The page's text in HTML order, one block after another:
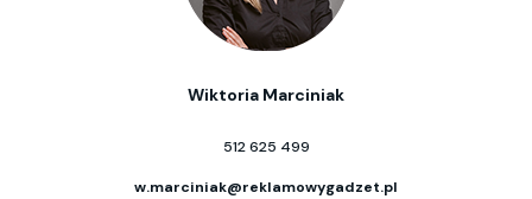
Wiktoria Marciniak
512 625 499
w.marciniak@reklamowygadzet.pl